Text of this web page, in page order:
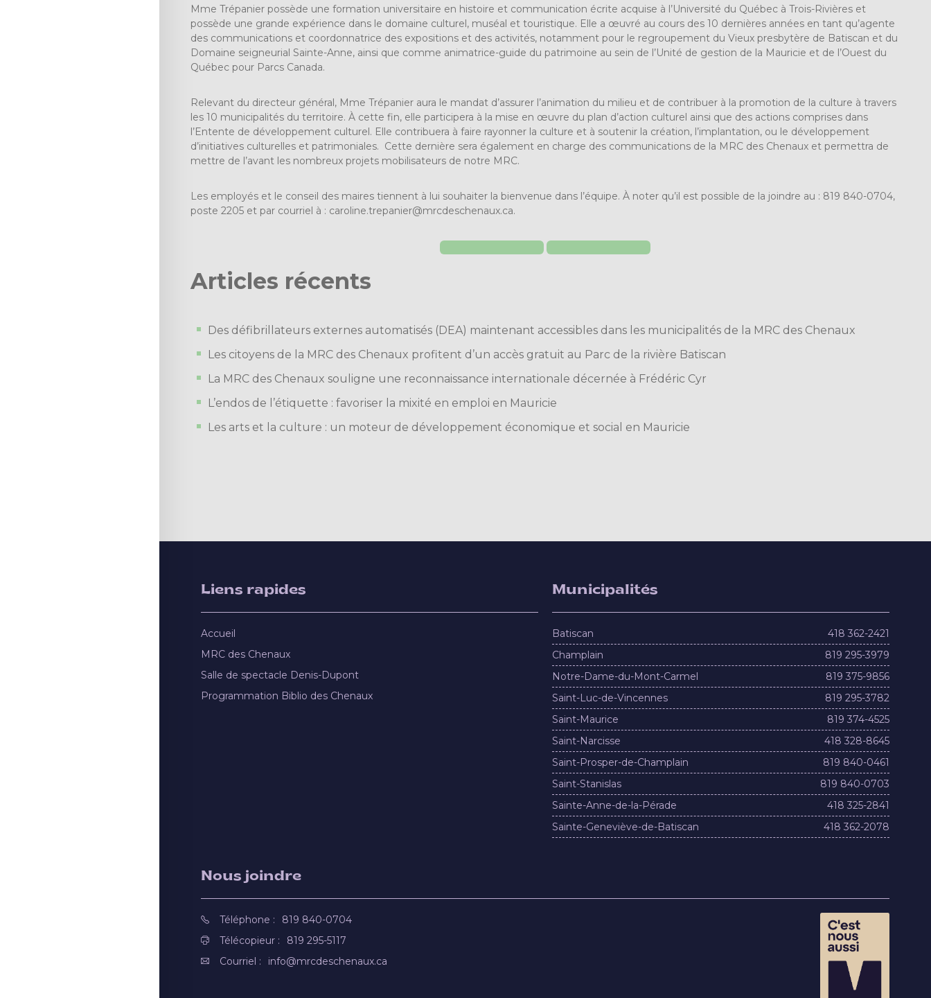
Mme Trépanier possède une formation universitaire en histoire et communication écrite acquise à l’Université du Québec à Trois-Rivières et
possède une grande expérience dans le domaine culturel, muséal et touristique. Elle a œuvré au cours des 10 dernières années en tant qu’agente
des communications et coordonnatrice des expositions et des activités, notamment pour le regroupement du Vieux presbytère de Batiscan et du
Domaine seigneurial Sainte-Anne, ainsi que comme animatrice-guide du patrimoine au sein de l’Unité de gestion de la Mauricie et de l’Ouest du
Québec pour Parcs Canada.
Relevant du directeur général, Mme Trépanier aura le mandat d’assurer l’animation du milieu et de contribuer à la promotion de la culture à travers
les 10 municipalités du territoire. À cette fin, elle participera à la mise en œuvre du plan d’action culturel ainsi que des actions comprises dans
l’Entente de développement culturel. Elle contribuera à faire rayonner la culture et à soutenir la création, l’implantation, ou le développement
d’initiatives culturelles et patrimoniales. Cette dernière sera également en charge des communications de la MRC des Chenaux et permettra de
mettre de l’avant les nombreux projets mobilisateurs de notre MRC.
Les employés et le conseil des maires tiennent à lui souhaiter la bienvenue dans l’équipe. À noter qu’il est possible de la joindre au : 819 840-0704,
poste 2205 et par courriel à : caroline.trepanier@mrcdeschenaux.ca.
Articles récents
Des défibrillateurs externes automatisés (DEA) maintenant accessibles dans les municipalités de la MRC des Chenaux
Les citoyens de la MRC des Chenaux profitent d’un accès gratuit au Parc de la rivière Batiscan
La MRC des Chenaux souligne une reconnaissance internationale décernée à Frédéric Cyr
L’endos de l’étiquette : favoriser la mixité en emploi en Mauricie
Les arts et la culture : un moteur de développement économique et social en Mauricie
Liens rapides
Accueil
MRC des Chenaux
Salle de spectacle Denis-Dupont
Programmation Biblio des Chenaux
Municipalités
Batiscan
418 362-2421
Champlain
819 295-3979
Notre-Dame-du-Mont-Carmel
819 375-9856
Saint-Luc-de-Vincennes
819 295-3782
Saint-Maurice
819 374-4525
Saint-Narcisse
418 328-8645
Saint-Prosper-de-Champlain
819 840-0461
Saint-Stanislas
819 840-0703
Sainte-Anne-de-la-Pérade
418 325-2841
Sainte-Geneviève-de-Batiscan
418 362-2078
Nous joindre
Téléphone :
819 840-0704
Télécopieur :
819 295-5117
Courriel :
info@mrcdeschenaux.ca